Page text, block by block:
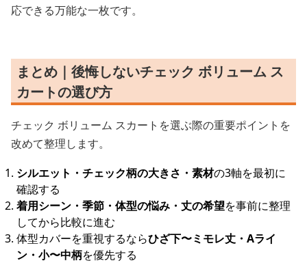
応できる万能な一枚です。
まとめ｜後悔しないチェック ボリューム ス
カートの選び方
チェック ボリューム スカートを選ぶ際の重要ポイントを
改めて整理します。
シルエット・チェック柄の大きさ・素材の3軸を最初に
確認する
着用シーン・季節・体型の悩み・丈の希望を事前に整理
してから比較に進む
体型カバーを重視するならひざ下〜ミモレ丈・Aライ
ン・小〜中柄を優先する